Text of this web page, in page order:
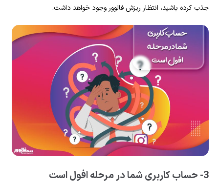
جذب کرده باشید، انتظار ریزش فالوور وجود خواهد داشت.
3- حساب کاربری شما در مرحله افول است